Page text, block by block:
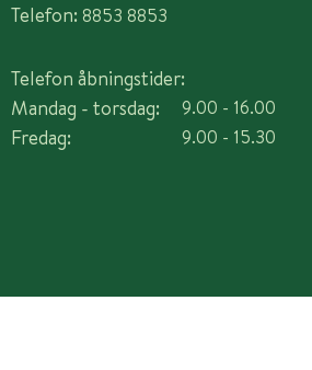
Telefon: 8853 8853
Telefon åbningstider:
Mandag - torsdag:
Fredag:
9.00 - 16.00
9.00 - 15.30